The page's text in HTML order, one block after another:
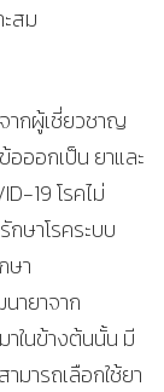
สม
ากผู้เชี่ยวชาญ
ออกเป็น ยาและ
19 โรคไม่
กษาโรคระบบ
ษา
ายาจาก
ในข้างต้นนั้น มี
ารถเลือกใช้ยา